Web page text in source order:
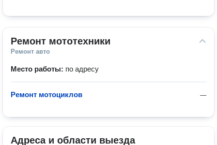
Ремонт мототехники
Ремонт авто
Место работы: по адресу
—
Ремонт мотоциклов
Адреса и области выезда